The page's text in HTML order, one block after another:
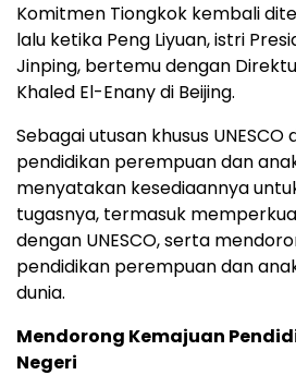
Komitmen Tiongkok kembali
lalu ketika Peng Liyuan, istri
Jinping, bertemu dengan
Khaled El-Enany di Beijing.
Sebagai utusan khusus
pendidikan perempuan dan
menyatakan kesediaannya
tugasnya, termasuk
dengan UNESCO, serta
pendidikan perempuan dan
dunia.
Mendorong Kemajuan
Negeri